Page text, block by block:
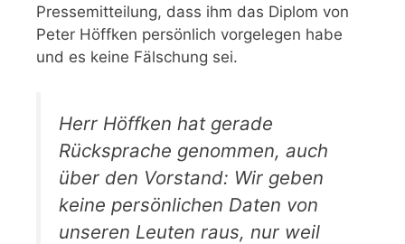
Pressemitteilung, dass ihm das Diplom von
Peter Höffken persönlich vorgelegen habe
und es keine Fälschung sei.
Herr Höffken hat gerade
Rücksprache genommen, auch
über den Vorstand: Wir geben
keine persönlichen Daten von
unseren Leuten raus, nur weil